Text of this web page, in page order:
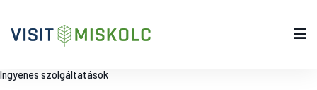
Ingyenes szolgáltatások